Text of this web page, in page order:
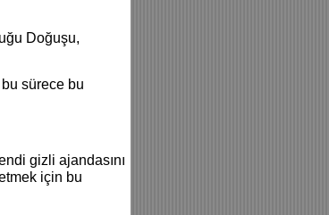
Doğuşu,
sürece bu
gizli ajandasını
için bu